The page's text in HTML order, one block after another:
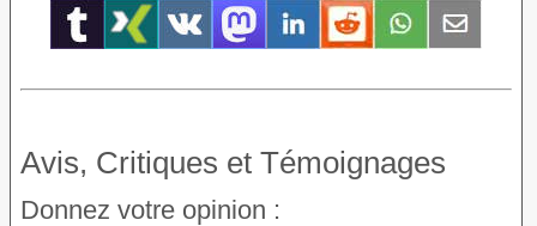
Avis, Critiques et Témoignages
Donnez votre opinion :